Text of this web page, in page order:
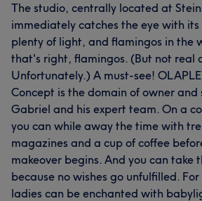
Was unsere Kunden über M sagen
Professionell Kompetent
Sympathisch 10
Fürsorglich 9
Was unsere Kunden über milad sagen
Professionell 92 Kompetent 66
Erfahren 52
The studio, centrally located at
immediately catches the eye with
plenty of light, and flamingos in the
that's right, flamingos. (But not real
Unfortunately.) A must-see!
Concept is the domain of owner
Gabriel and his expert team. On a
you can while away the time with
magazines and a cup of coffee
makeover begins. And you can take
because no wishes go unfulfilled.
ladies can be enchanted with